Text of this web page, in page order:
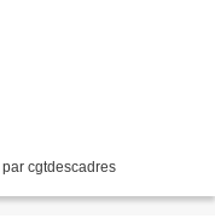
cgtdescadres